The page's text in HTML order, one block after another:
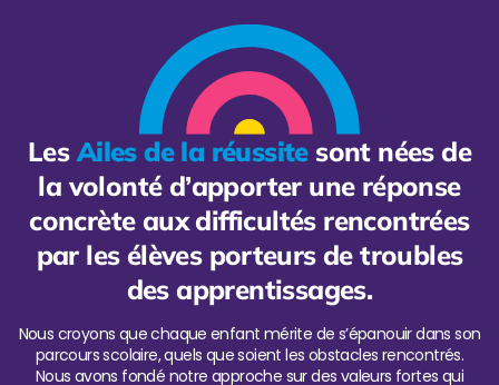
LesAiles de la réussitesont nées de
la volonté d’apporter une réponse
concrète aux difficultés rencontrées
par les élèves porteurs de troubles
des apprentissages.
Nous croyons que chaque enfant mérite de s’épanouir dans son
parcours scolaire, quels que soient les obstacles rencontrés.
Nous avons fondé notre approche sur des valeurs fortes qui